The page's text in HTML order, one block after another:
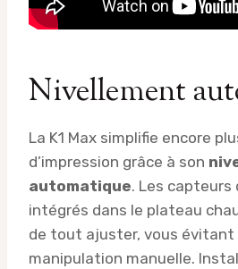
Nivellement
La K1 Max simplifie encore
d’impression grâce à son
automatique. Les capteurs
intégrés dans le plateau
de tout ajuster, vous
manipulation manuelle.